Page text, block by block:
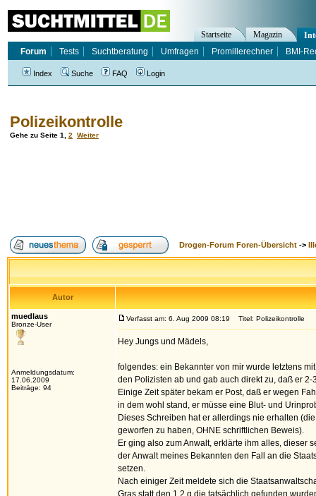
Polizeikontrolle
Gehe zu Seite 1 2 Weiter
Drogen-Forum Foren-Übersicht ->
Autor
muedlaus
Bronze-User
Anmeldungsdatum:
17.06.2009
Beiträge: 94
Verfasst am: 6. Aug 2009 08:19 Titel: Polizeikontrolle
Hey Jungs und Mädels,
folgendes: ein Bekannter von mir wurde letztens
den Polizisten ab und gab auch direkt zu, daß er
Einige Zeit später bekam er Post, daß er wegen
in dem wohl stand, er müsse eine Blut- und
Dieses Schreiben hat er allerdings nie erhalten
geworfen zu haben, OHNE schriftlichen Beweis).
Er ging also zum Anwalt, erklärte ihm alles, dieser
der Anwalt meines Bekannten den Fall an die
setzen.
Nach einiger Zeit meldete sich die
Gras statt den 1,2 g die tatsächlich gefunden
Startseite Magazin
Forum
Tests Suchtberatung Umfragen Promillerechner BMI-
Index Suche FAQ Login